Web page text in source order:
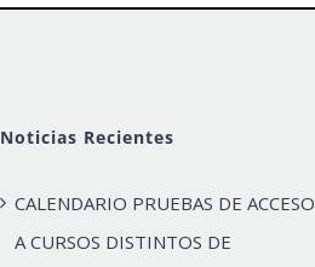
Noticias Recientes
CALENDARIO PRUEBAS DE ACCESO
A CURSOS DISTINTOS DE